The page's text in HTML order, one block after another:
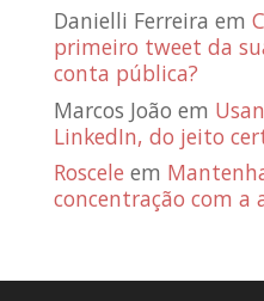
Danielli Ferreira em
primeiro tweet da
conta pública?
Marcos João em
LinkedIn, do jeito
Roscele em
concentração com a